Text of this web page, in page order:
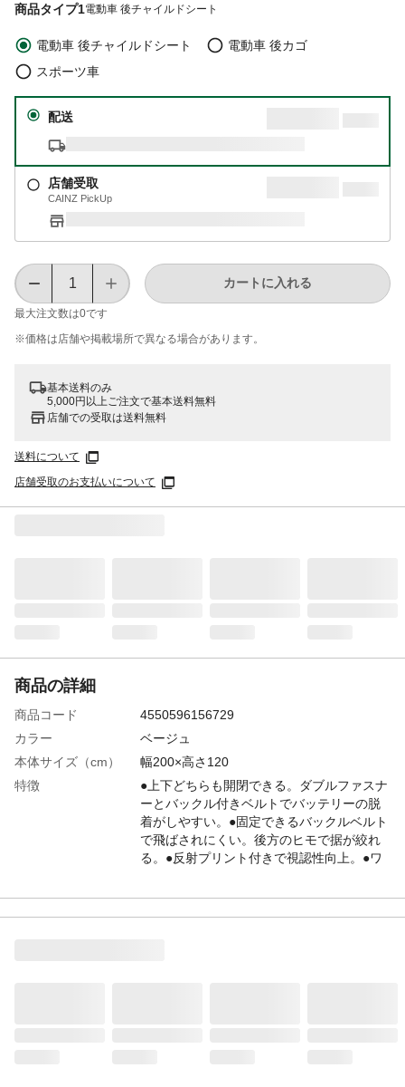
商品タイプ1電動車 後チャイルドシート
電動車 後チャイルドシート
電動車 後カゴ
スポーツ車
配送
店舗受取
CAINZ PickUp
最大注文数は0です
カートに入れる
※価格は​店舗や​掲載場所で​異なる​場合が​あります。
基本送料のみ
5,000円以上ご注文で基本送料無料
店舗での受取は送料無料
送料について
店舗受取のお支払いについて
商品の詳細
商品コード
4550596156729
カラー
ベージュ
本体サイズ（cm）
幅200×高さ120
特徴
●上下どちらも開閉できる。ダブルファスナ
ーとバックル付きベルトでバッテリーの脱
着がしやすい。●固定できるバックルベルト
で飛ばされにくい。後方のヒモで据が絞れ
る。●反射プリント付きで視認性向上。●ワ
材質
●生地/ポリエステル（TPUラミネート） ●